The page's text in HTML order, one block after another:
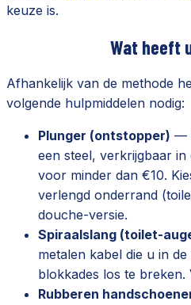
keuze is.
Wat heeft
Afhankelijk van de methode
volgende hulpmiddelen nodig:
Plunger (ontstopper) —
een steel, verkrijgbaar
voor minder dan €10.
verlengd onderrand
douche-versie.
Spiraalslang (toilet-
metalen kabel die u in
blokkades los te breken.
Rubberen